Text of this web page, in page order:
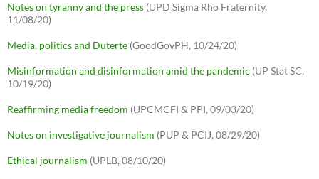
Notes on tyranny and the press (UPD Sigma Rho Fraternity,
11/08/20)
Media, politics and Duterte (GoodGovPH, 10/24/20)
Misinformation and disinformation amid the pandemic (UP Stat SC,
10/19/20)
Reaffirming media freedom (UPCMCFI & PPI, 09/03/20)
Notes on investigative journalism (PUP & PCIJ, 08/29/20)
Ethical journalism (UPLB, 08/10/20)